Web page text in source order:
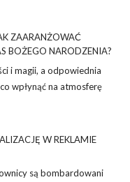
ZAARANŻOWAĆ
BOŻEGO NARODZENIA?
i magii, a odpowiednia
wpłynąć na atmosferę
W REKLAMIE
są bombardowani